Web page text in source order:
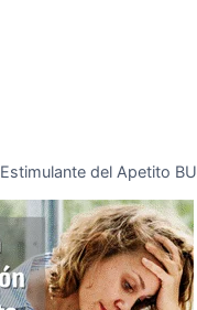
Estimulante del Apetito